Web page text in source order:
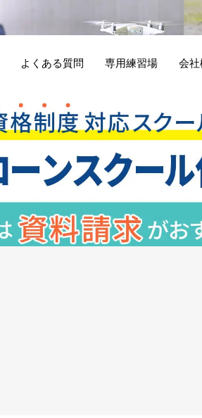
よくある質問 専用練習場 会社